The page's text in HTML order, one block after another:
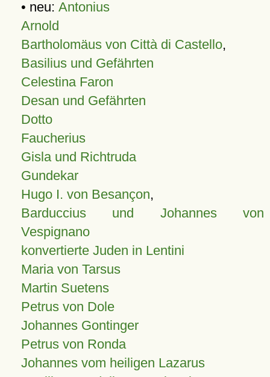
• neu: Antonius
Arnold
Bartholomäus von Città di Castello,
Basilius und Gefährten
Celestina Faron
Desan und Gefährten
Dotto
Faucherius
Gisla und Richtruda
Gundekar
Hugo I. von Besançon,
Barduccius und Johannes von
Vespignano
konvertierte Juden in Lentini
Maria von Tarsus
Martin Suetens
Petrus von Dole
Johannes Gontinger
Petrus von Ronda
Johannes vom heiligen Lazarus